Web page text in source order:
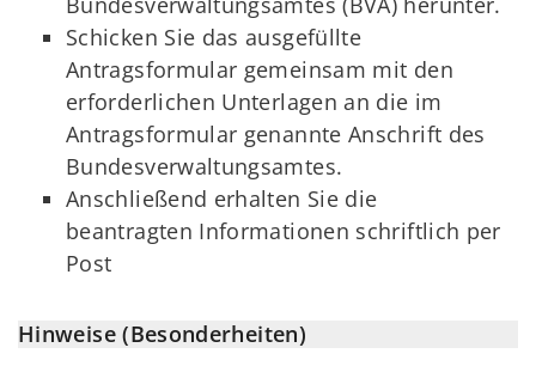
Schicken Sie das ausgefüllte
Antragsformular gemeinsam mit den
erforderlichen Unterlagen an die im
Antragsformular genannte Anschrift des
Bundesverwaltungsamtes.
Anschließend erhalten Sie die
beantragten Informationen schriftlich per
Post
Hinweise (Besonderheiten)